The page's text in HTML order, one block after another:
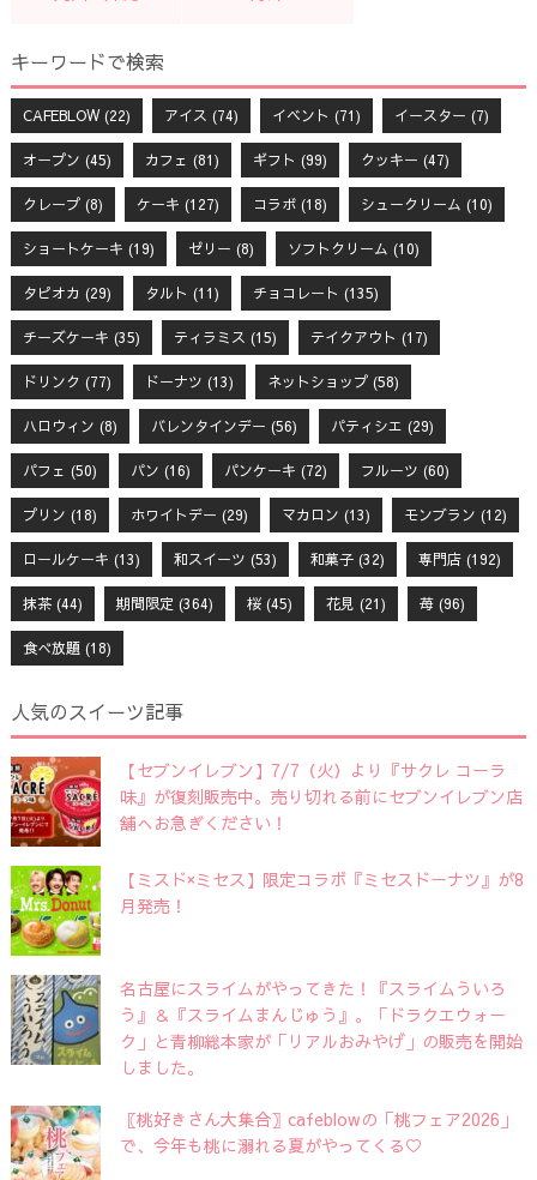
キーワードで検索
CAFEBLOW(22) アイス (74) イベント (71) イースター (7)
オープン (45) カフェ (81) ギフト (99) クッキー (47)
クレープ(8) ケーキ (127) コラボ(18) シュークリーム (10)
ショートケーキ (19) ゼリー (8) ソフトクリーム (10)
タピオカ (29) タルト (11) チョコレート (135)
チーズケーキ (35) ティラミス (15) テイクアウト (17)
ドリンク (77) ドーナツ (13) ネットショップ(58)
ハロウィン (8) バレンタインデー (56) パティシエ (29)
パフェ (50) パン (16) パンケーキ (72) フルーツ (60)
プリン (18) ホワイトデー (29) マカロン (13) モンブラン (12)
ロールケーキ (13) 和スイーツ (53) 和菓子(32) 専門店(192)
抹茶(44) 期間限定 (364) 桜(45) 花見 (21) 苺(96)
食べ放題(18)
人気のスイーツ記事
【セブンイレブン】7/7（火）より『サクレ コーラ
味』が復刻販売中。売り切れる前にセブンイレブン店
舗へお急ぎください！
【ミスド×ミセス】限定コラボ『ミセスドーナツ』が8
月発売！
名古屋にスライムがやってきた！『スライムういろ
う』＆『スライムまんじゅう』。「ドラクエウォー
ク」と青柳総本家が「リアルおみやげ」の販売を開始
しました。
〖桃好きさん大集合〗cafeblowの「桃フェア2026」
で、今年も桃に溺れる夏がやってくる♡